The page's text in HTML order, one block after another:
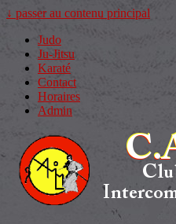
↓ passer au contenu principal
Judo
Ju-Jitsu
Karaté
Contact
Horaires
Admin